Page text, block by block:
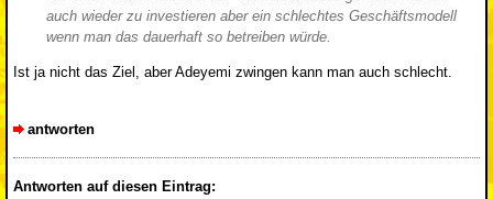
auch wieder zu investieren aber ein schlechtes Geschäftsmodell
wenn man das dauerhaft so betreiben würde.
Ist ja nicht das Ziel, aber Adeyemi zwingen kann man auch schlecht.
antworten
Antworten auf diesen Eintrag: